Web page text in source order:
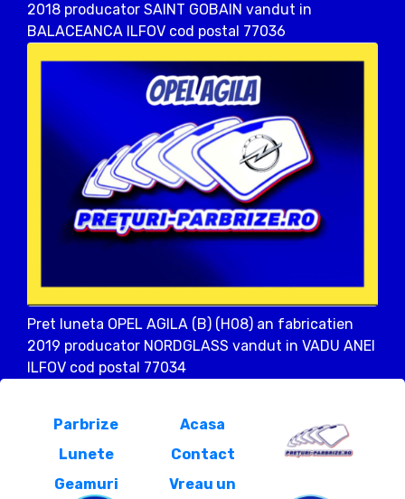
2018 producator SAINT GOBAIN vandut in
BALACEANCA ILFOV cod postal 77036
Pret luneta OPEL AGILA (B) (H08) an fabricatien
2019 producator NORDGLASS vandut in VADU ANEI
ILFOV cod postal 77034
Parbrize
Lunete
Geamuri
Acasa
Contact
Vreau un